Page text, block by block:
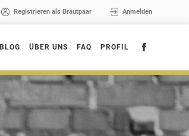
Registrieren als Brautpaar Anmelden
BLOG ÜBER UNS FAQ PROFIL